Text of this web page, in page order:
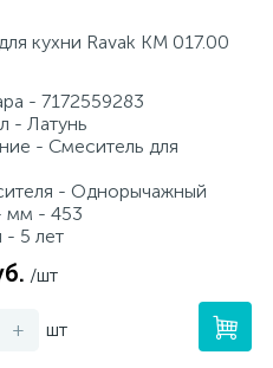
кухни Ravak KM 017.00
- 7172559283
- Латунь
- Смеситель для
- Однорычажный
мм - 453
- 5 лет
/шт
+ шт